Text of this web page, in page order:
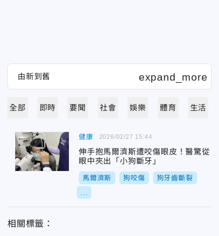
全部 即時 要聞 社會 娛樂 體育 生活
健康
伸手抱馬爾濟斯遭咬傷眼皮！醫驚從
眼中夾出「小狗斷牙」
馬爾濟斯 狗咬傷 狗牙齒斷裂
2026/02/27 15:44
相關標籤：